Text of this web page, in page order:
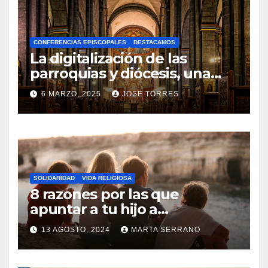
H
A
Y
C
O
M
N
T
A
R
I
O
S
CONFERENCIAS EPISCOPALES DESTACAMOS
La digitalización de las
parroquias y diócesis, una
realidad ya para el futuro de
la Iglesia
6 MARZO, 2025 JOSE TORRES
N
O
H
A
Y
SOLIDARIDAD VIDA RELIGIOSA
8 razones por las que
apuntar a tu hijo a
Catequesis
13 AGOSTO, 2024 MARTA SERRANO
N
O